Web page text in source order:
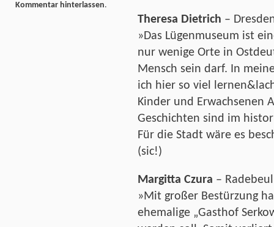
Theresa Dietrich –
»Das Lügenmuseum ist
nur wenige Orte in
Mensch sein darf. In
ich hier so viel
Kinder und Erwachsenen
Geschichten sind im
Für die Stadt wäre es
(sic!)
Margitta Czura – Radebeul
»Mit großer Bestürzung
ehemalige „Gasthof
Kommentar hinterlassen.